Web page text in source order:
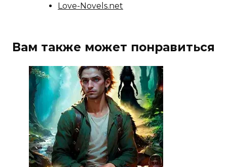
Love-Novels.net
Вам также может понравиться